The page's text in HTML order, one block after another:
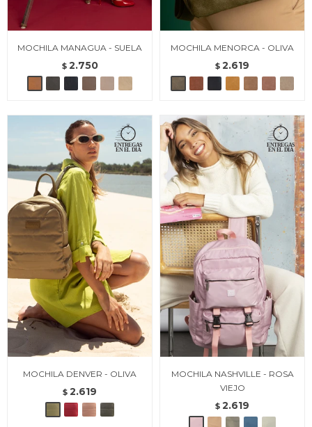
MOCHILA MANAGUA - SUELA
$ 2.750
MOCHILA MENORCA - OLIVA
$ 2.619
MOCHILA DENVER - OLIVA
$ 2.619
MOCHILA NASHVILLE - ROSA
VIEJO
$ 2.619